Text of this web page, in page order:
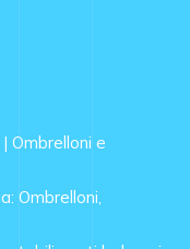
Ombrelloni e
Ombrelloni,